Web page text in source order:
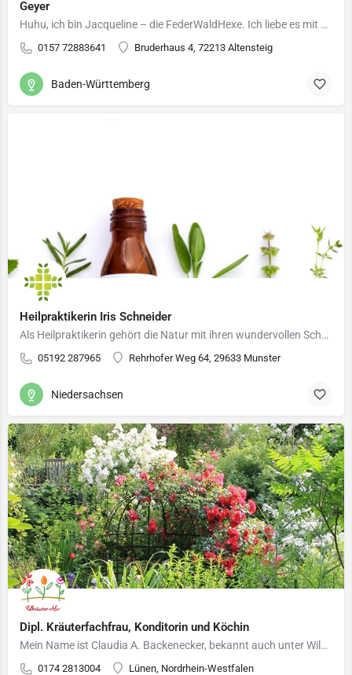
Geyer
Huhu, ich bin Jacqueline – die FederWaldHexe. Ich liebe es mit einer Feder im Haar durch Wald und Wiesen…
0157 72883641 Bruderhaus 4, 72213 Altensteig
Baden-Württemberg
Heilpraktikerin Iris Schneider
Als Heilpraktikerin gehört die Natur mit ihren wundervollen Schätzen einfach zu meinem Leben dazu. An der…
05192 287965 Rehrhofer Weg 64, 29633 Munster
Niedersachsen
Dipl. Kräuterfachfrau, Konditorin und Köchin
Mein Name ist Claudia A. Backenecker, bekannt auch unter Wildkräuter-Alessia(.de) aus Lünen. Ich arbeite…
0174 2813004 Lünen, Nordrhein-Westfalen